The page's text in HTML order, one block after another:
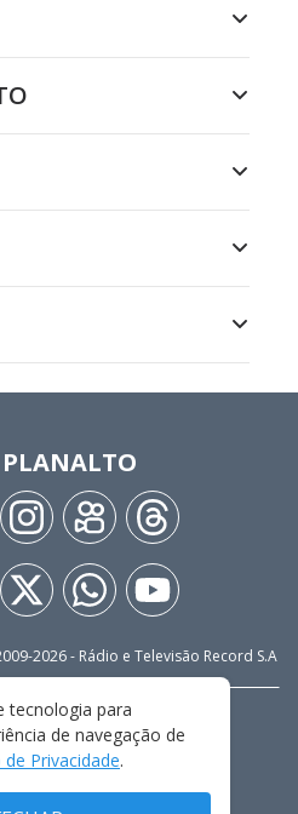
PLANALTO
2026- Rádio e Televisão Record S.A
PRIVACIDADE
DE USO
tecnologia para
de navegação de
de Privacidade.